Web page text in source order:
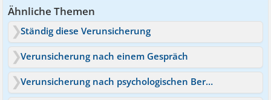
Ähnliche Themen
Ständig diese Verunsicherung
Verunsicherung nach einem Gespräch
Verunsicherung nach psychologischen Beratung